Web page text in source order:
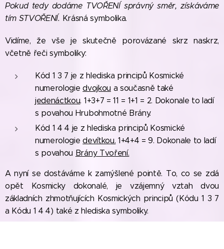
Pokud tedy dodáme TVOŘENÍ správný směr, získáváme
tím STVOŘENÍ. Krásná symbolika.
Vidíme, že vše je skutečně porovázané skrz naskrz,
včetně řeči symboliky:
Kód 1 3 7 je z hlediska principů Kosmické
numerologiedvojkou a současně také
jedenáctkou. 1+3+7 = 11 = 1+1 = 2. Dokonale to ladí
s povahou Hrubohmotné Brány.
Kód 1 4 4 je z hlediska principů Kosmické
numerologiedevítkou. 1+4+4 = 9. Dokonale to ladí
s povahou Brány Tvoření.
A nyní se dostáváme k zamýšlené pointě. To, co se zdá
opět Kosmicky dokonalé, je vzájemný vztah dvou
základních zhmotňujících Kosmických principů (Kódu 1 3 7
a Kódu 1 4 4) také z hlediska symboliky.